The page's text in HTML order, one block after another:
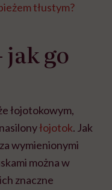
tłustym?
jak go
łojotokowym,
łojotok. Jak
wymienionymi
można w
znaczne